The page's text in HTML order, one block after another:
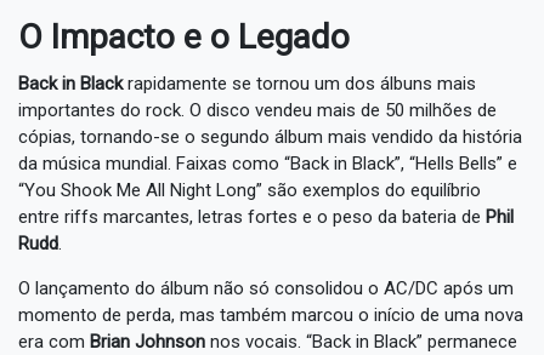
O Impacto e o Legado
Back in Blackrapidamente se tornou um dos álbuns mais
importantes do rock. O disco vendeu mais de 50 milhões de
cópias, tornando-se o segundo álbum mais vendido da história
da música mundial. Faixas como “Back in Black”, “Hells Bells” e
“You Shook Me All Night Long” são exemplos do equilíbrio
entre riffs marcantes, letras fortes e o peso da bateria de Phil
Rudd
O lançamento do álbum não só consolidou o AC/DC após um
momento de perda, mas também marcou o início de uma nova
era com Brian Johnson nos vocais. “Back in Black” permanece